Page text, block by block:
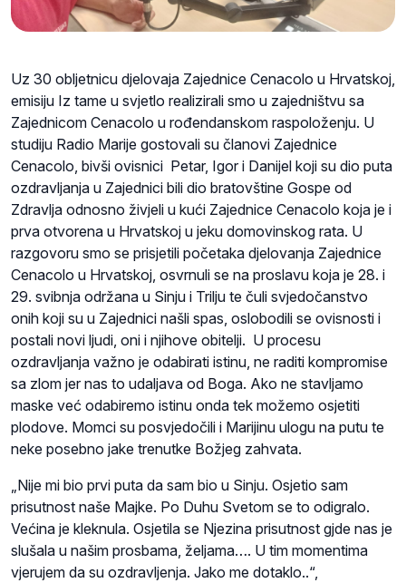
Uz 30 obljetnicu djelovaja Zajednice Cenacolo u Hrvatskoj,
emisiju Iz tame u svjetlo realizirali smo u zajedništvu sa
Zajednicom Cenacolo u rođendanskom raspoloženju. U
studiju Radio Marije gostovali su članovi Zajednice
Cenacolo, bivši ovisnici Petar, Igor i Danijel koji su dio puta
ozdravljanja u Zajednici bili dio bratovštine Gospe od
Zdravlja odnosno živjeli u kući Zajednice Cenacolo koja je i
prva otvorena u Hrvatskoj u jeku domovinskog rata. U
razgovoru smo se prisjetili početaka djelovanja Zajednice
Cenacolo u Hrvatskoj, osvrnuli se na proslavu koja je 28. i
29. svibnja održana u Sinju i Trilju te čuli svjedočanstvo
onih koji su u Zajednici našli spas, oslobodili se ovisnosti i
postali novi ljudi, oni i njihove obitelji. U procesu
ozdravljanja važno je odabirati istinu, ne raditi kompromise
sa zlom jer nas to udaljava od Boga. Ako ne stavljamo
maske već odabiremo istinu onda tek možemo osjetiti
plodove. Momci su posvjedočili i Marijinu ulogu na putu te
neke posebno jake trenutke Božjeg zahvata.
„Nije mi bio prvi puta da sam bio u Sinju. Osjetio sam
prisutnost naše Majke. Po Duhu Svetom se to odigralo.
Većina je kleknula. Osjetila se Njezina prisutnost gjde nas je
slušala u našim prosbama, željama…. U tim momentima
vjerujem da su ozdravljenja. Jako me dotaklo..“,